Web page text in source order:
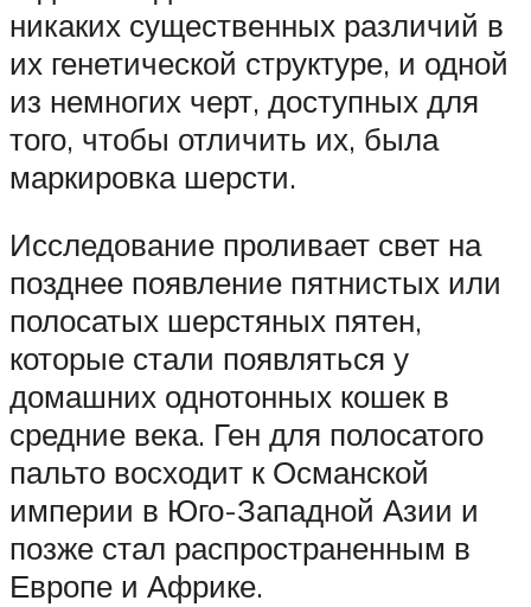
никаких существенных различий в
их генетической структуре, и одной
из немногих черт, доступных для
того, чтобы отличить их, была
маркировка шерсти.
Исследование проливает свет на
позднее появление пятнистых или
полосатых шерстяных пятен,
которые стали появляться у
домашних однотонных кошек в
средние века. Ген для полосатого
пальто восходит к Османской
империи в Юго-Западной Азии и
позже стал распространенным в
Европе и Африке.